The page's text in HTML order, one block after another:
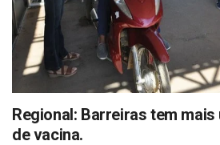
Regional: Barreiras tem mais
de vacina.